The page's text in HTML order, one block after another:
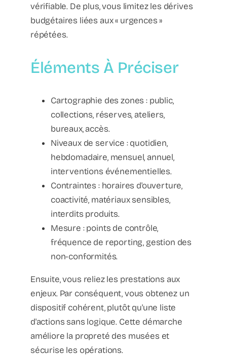
vérifiable. De plus, vous limitez les dérives
budgétaires liées aux « urgences »
répétées.
Éléments À Préciser
Cartographie des zones : public,
collections, réserves, ateliers,
bureaux, accès.
Niveaux de service : quotidien,
hebdomadaire, mensuel, annuel,
interventions événementielles.
Contraintes : horaires d'ouverture,
coactivité, matériaux sensibles,
interdits produits.
Mesure : points de contrôle,
fréquence de reporting, gestion des
non-conformités.
Ensuite, vous reliez les prestations aux
enjeux. Par conséquent, vous obtenez un
dispositif cohérent, plutôt qu'une liste
d'actions sans logique. Cette démarche
améliore la propreté des musées et
sécurise les opérations.